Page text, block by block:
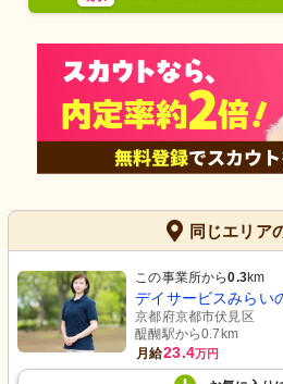
同じエリア
この事業所から0.3km
デイサービスみらい
京都府京都市伏見区
醍醐駅から0.7km
月給23.4万円